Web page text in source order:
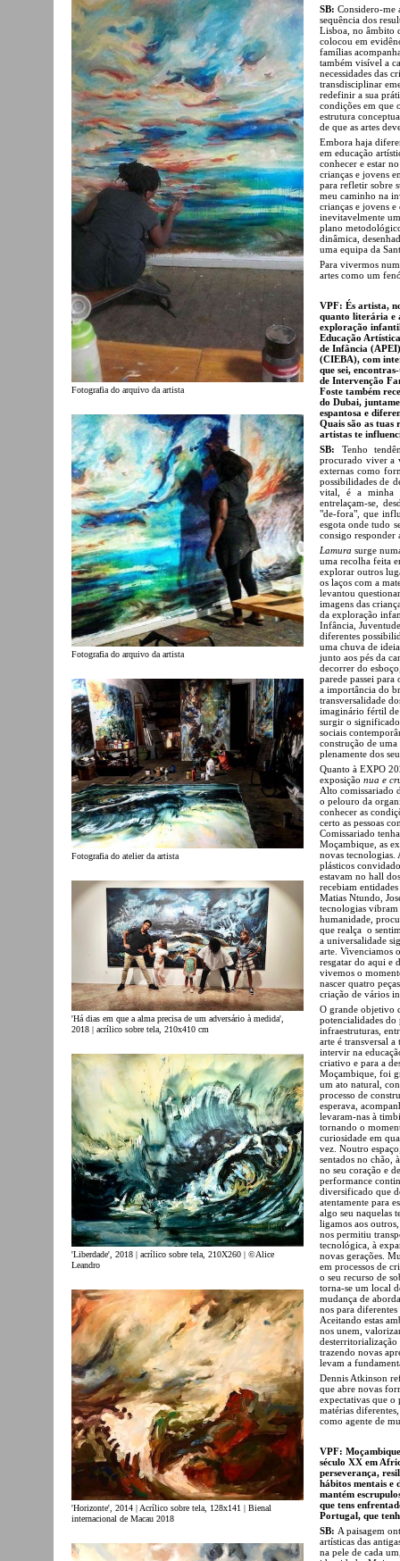
Fotografia do arquivo da artista
Fotografia do arquivo da artista
Fotografia do atelier da artista
'Há dias em que a alma precisa de um adversário à medida',
2018 | acrílico sobre tela, 210x410 cm
'Liberdade', 2018 | acrílico sobre tela, 210X260 | ©Alice
Leandro
'Horizonte', 2014 | Acrílico sobre tela, 128x141 | Bienal
internacional de Macau 2018
SB: Considero-me
sequência dos
Lisboa, no âmbito
colocou em
famílias
também visível a
necessidades das
transdisciplinar
redefinir a sua
condições em que
estrutura
de que as artes
Embora haja
em educação
conhecer e estar
crianças e jovens
para refletir sobre
meu caminho na
crianças e jovens
inevitavelmente
plano
dinâmica,
uma equipa da
Para vivermos
artes como um
VPF: És artista,
quanto literária e
exploração
Educação
de Infância
(CIEBA), com
que sei,
de Intervenção
Foste também
do Dubai,
espantosa e
Quais são as tuas
artistas te
SB: Tenho
procurado viver a
externas como
possibilidades de
vital, é a minha
entrelaçam-se,
"de-fora", que
esgota onde tudo
consigo responder
Lamura surge
uma recolha feita
explorar outros
os laços com a
levantou
imagens das
da exploração
Infância,
diferentes
uma chuva de
junto aos pés da
decorrer do
parede passei
a importância do
transversalidade
imaginário fértil de
surgir o
sociais
construção de uma
plenamente dos
Quanto à EXPO
exposição nua e
Alto comissariado
o pelouro da
conhecer as
certo as pessoas
Comissariado
Moçambique, as
novas tecnologias.
plásticos
estavam no hall
recebiam
Matias Ntundo,
tecnologias
humanidade,
que realça o
a universalidade
arte. Vivenciamos
resgatar do aqui e
vivemos o
nascer quatro
criação de vários
O grande objetivo
potencialidades do
infraestruturas,
arte é transversal a
intervir na
criativo e para a
Moçambique, foi
um ato natural,
processo de
esperava,
levaram-nas à
tornando o
curiosidade em
vez. Noutro
sentados no chão,
no seu coração e
performance
diversificado que
atentamente para
algo seu naquelas
ligamos aos
nos permitiu
tecnológica, à
novas gerações.
em processos de
o seu recurso de
torna-se um local
mudança de
nos para
Aceitando estas
nos unem,
trazendo novas
levam a
Dennis Atkinson
que abre novas
expectativas que o
matérias
como agente de
VPF:
século XX em
perseverança,
hábitos mentais e
mantém
que tens
Portugal, que
SB: A paisagem
artísticas das
na pele de cada